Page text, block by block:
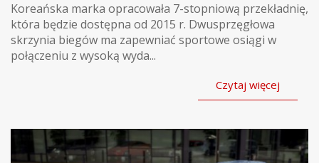
Koreańska marka opracowała 7-stopniową przekładnię,
która będzie dostępna od 2015 r. Dwusprzęgłowa
skrzynia biegów ma zapewniać sportowe osiągi w
połączeniu z wysoką wyda...
Czytaj więcej